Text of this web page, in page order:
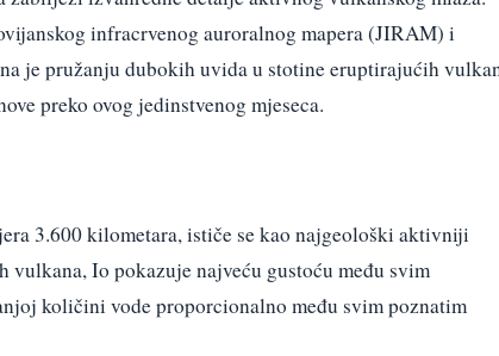
infracrvenog auroralnog mapera (JIRAM) i
je pružanju dubokih uvida u stotine eruptirajućih
preko ovog jedinstvenog mjeseca.
3.600 kilometara, ističe se kao najgeološki aktivniji
vulkana, Io pokazuje najveću gustoću među svim
količini vode proporcionalno među svim poznatim